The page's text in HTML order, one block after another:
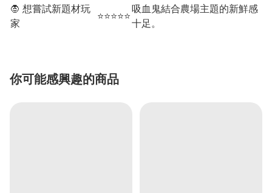
🧛 想嘗試新題材玩
家
⭐⭐⭐⭐⭐
吸血鬼結合農場主題的新鮮感
十足。
你可能感興趣的商品